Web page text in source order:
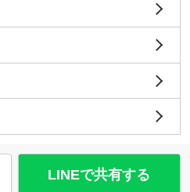
LINEで共有する